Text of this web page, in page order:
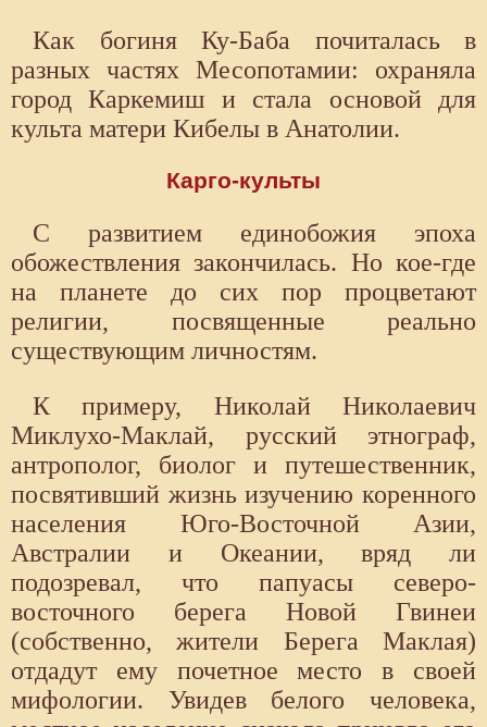
Как богиня Ку-Баба почиталась в
разных частях Месопотамии: охраняла
город Каркемиш и стала основой для
культа матери Кибелы в Анатолии.
Карго-культы
С развитием единобожия эпоха
обожествления закончилась. Но кое-где
на планете до сих пор процветают
религии, посвященные реально
существующим личностям.
К примеру, Николай Николаевич
Миклухо-Маклай, русский этнограф,
антрополог, биолог и путешественник,
посвятивший жизнь изучению коренного
населения Юго-Восточной Азии,
Австралии и Океании, вряд ли
подозревал, что папуасы северо-
восточного берега Новой Гвинеи
(собственно, жители Берега Маклая)
отдадут ему почетное место в своей
мифологии. Увидев белого человека,